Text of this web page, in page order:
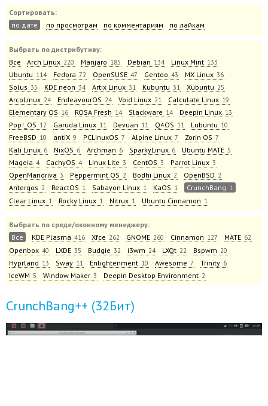
Сортировать:
по дате
по просмотрам по комментариям по лайкам
Выбрать по дистрибутиву:
Все
Arch Linux 220 Manjaro 185 Debian 134 Linux Mint 133
Ubuntu 114 Fedora 72 OpenSUSE 47 Gentoo 43 MX Linux 36
Solus 35 KDE neon 34 Artix Linux 31 Kubuntu 31 Xubuntu 25
ArcoLinux 24 EndeavourOS 24 Void Linux 21 Calculate Linux 19
Elementary OS 16 ROSA Fresh 14 Slackware 14 Deepin Linux 13
Pop!_OS 12 Garuda Linux 11 Devuan 11 Q4OS 11 Lubuntu 10
FreeBSD 10 antiX 9 PCLinuxOS 7 Alpine Linux 7 Zorin OS 7
Kali Linux 6 NixOS 6 Archman 6 SparkyLinux 6 Ubuntu MATE 5
Mageia 4 CachyOS 4 Linux Lite 3 CentOS 3 Parrot Linux 3
OpenMandriva 3 Peppermint OS 2 Bodhi Linux 2 OpenBSD 2
Antergos 2 ReactOS 1 Sabayon Linux 1 KaOS 1 CrunchBang 1
Clear Linux 1 Rocky Linux 1 Nitrux 1 Ubuntu Cinnamon 1
Выбрать по среде/оконному менеджеру:
Все
KDE Plasma 416 Xfce 262 GNOME 260 Cinnamon 127 MATE 62
Openbox 40 LXDE 35 Budgie 32 i3wm 24 LXQt 22 Bspwm 20
Hyprland 13 Sway 11 Enlightenment 10 Awesome 7 Trinity 6
IceWM 5 Window Maker 3 Deepin Desktop Environment 2
CrunchBang++ (32Бит)